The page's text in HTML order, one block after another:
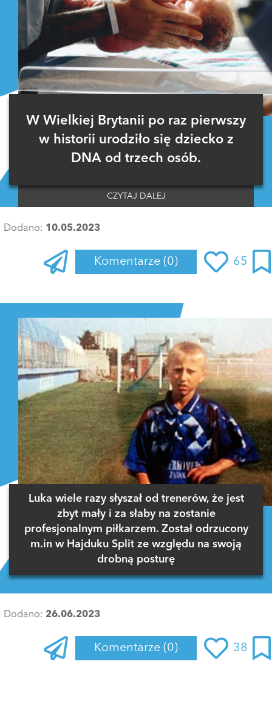
W Wielkiej Brytanii po raz pierwszy
w historii urodziło się dziecko z
DNA od trzech osób.
CZYTAJ DALEJ
Dodano: 10.05.2023
Komentarze (0) 65
Luka wiele razy słyszał od trenerów, że jest
zbyt mały i za słaby na zostanie
profesjonalnym piłkarzem. Został odrzucony
m.in w Hajduku Split ze względu na swoją
drobną posturę
Dodano: 26.06.2023
Komentarze (0) 38